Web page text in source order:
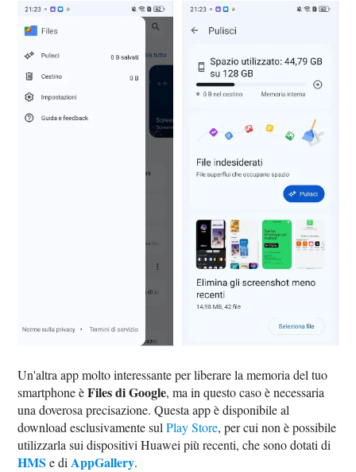
Un'altra app molto interessante per liberare la memoria del tuo
smartphone èFiles di Google, ma in questo caso è necessaria
una doverosa precisazione. Questa app è disponibile al
download esclusivamente sulPlay Store, per cui non è possibile
utilizzarla sui dispositivi Huawei più recenti, che sono dotati di
HMS e di AppGallery.